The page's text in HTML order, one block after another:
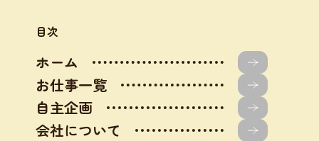
目次
ホーム
お仕事一覧
自主企画
会社について